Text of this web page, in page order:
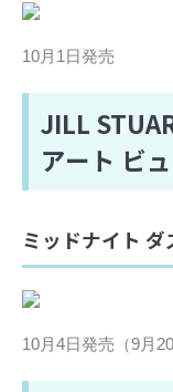
10月1日発売
JILL
アート ビ
ミッドナイト ダ
10月4日発売（9月